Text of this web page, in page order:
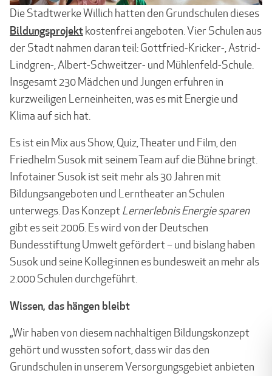
Die Stadtwerke Willich hatten den Grundschulen dieses
Bildungsprojektkostenfrei angeboten. Vier Schulen aus
der Stadt nahmen daran teil: Gottfried-Kricker-, Astrid-
Lindgren-, Albert-Schweitzer- und Mühlenfeld-Schule.
Insgesamt 230 Mädchen und Jungen erfuhren in
kurzweiligen Lerneinheiten, was es mit Energie und
Klima auf sich hat.
Es ist ein Mix aus Show, Quiz, Theater und Film, den
Friedhelm Susok mit seinem Team auf die Bühne bringt.
Infotainer Susok ist seit mehr als 30 Jahren mit
Bildungsangeboten und Lerntheater an Schulen
unterwegs. Das KonzeptLernerlebnis Energie sparen
gibt es seit 2006. Es wird von der Deutschen
Bundesstiftung Umwelt gefördert – und bislang haben
Susok und seine Kolleg:innen es bundesweit an mehr als
2.000 Schulen durchgeführt.
Wissen, das hängen bleibt
„Wir haben von diesem nachhaltigen Bildungskonzept
gehört und wussten sofort, dass wir das den
Grundschulen in unserem Versorgungsgebiet anbieten